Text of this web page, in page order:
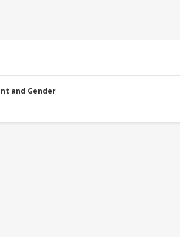
and Gender